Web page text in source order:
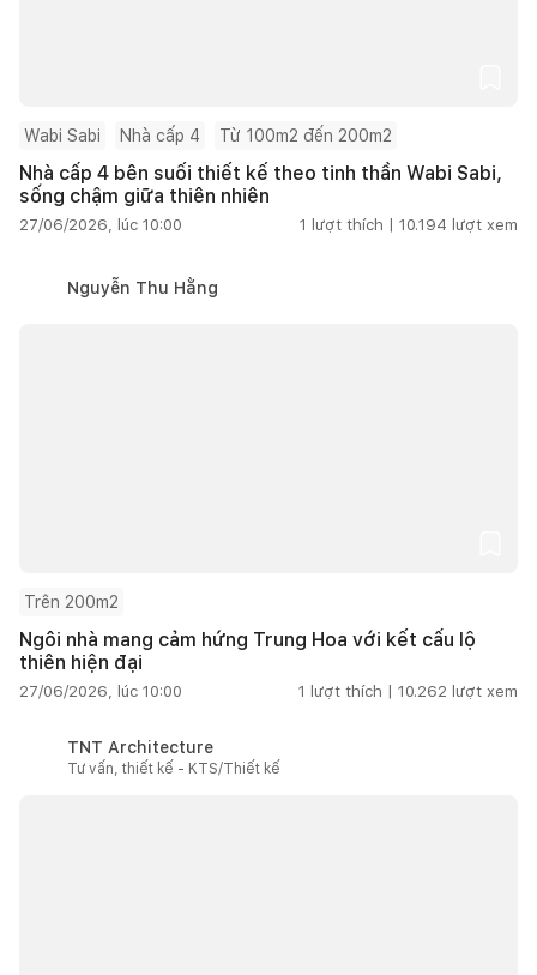
Wabi Sabi Nhà cấp 4 Từ 100m2 đến 200m2
Nhà cấp 4 bên suối thiết kế theo tinh thần Wabi Sabi,
sống chậm giữa thiên nhiên
27/06/2026, lúc 10:00 1 lượt thích | 10.194 lượt xem
Nguyễn Thu Hằng
Trên 200m2
Ngôi nhà mang cảm hứng Trung Hoa với kết cấu lộ
thiên hiện đại
27/06/2026, lúc 10:00 1 lượt thích | 10.262 lượt xem
TNT Architecture
Tư vấn, thiết kế - KTS/Thiết kế